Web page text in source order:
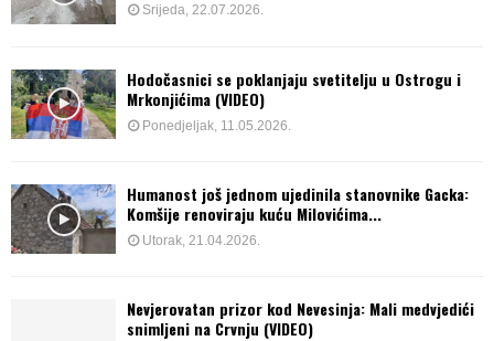
Srijeda, 22.07.2026.
Hodočasnici se poklanjaju svetitelju u Ostrogu i
Mrkonjićima (VIDEO)
Ponedjeljak, 11.05.2026.
Humanost još jednom ujedinila stanovnike Gacka:
Komšije renoviraju kuću Milovićima...
Utorak, 21.04.2026.
Nevjerovatan prizor kod Nevesinja: Mali medvjedići
snimljeni na Crvnju (VIDEO)